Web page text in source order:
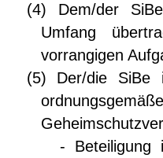
(4) Dem/der
Umfang
vorrangigen
(5) Der/die SiBe
- Beteiligung